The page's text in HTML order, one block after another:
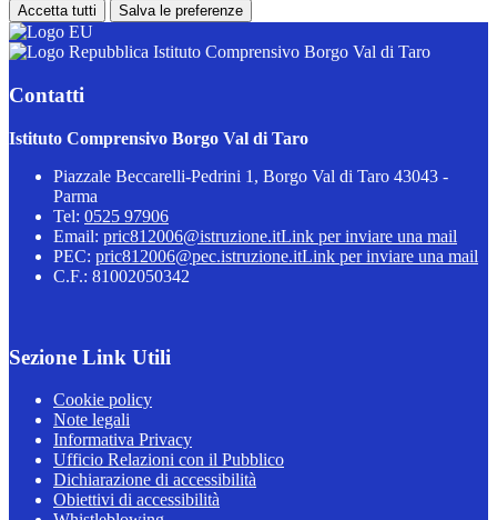
Accetta tutti Salva le preferenze
Istituto Comprensivo Borgo Val di Taro
Contatti
Istituto Comprensivo Borgo Val di Taro
Piazzale Beccarelli-Pedrini 1, Borgo Val di Taro 43043 -
Parma
Tel: 0525 97906
Email: pric812006@istruzione.itLink per inviare una mail
PEC: pric812006@pec.istruzione.itLink per inviare una mail
C.F.: 81002050342
Sezione Link Utili
Cookie policy
Note legali
Informativa Privacy
Ufficio Relazioni con il Pubblico
Dichiarazione di accessibilità
Obiettivi di accessibilità